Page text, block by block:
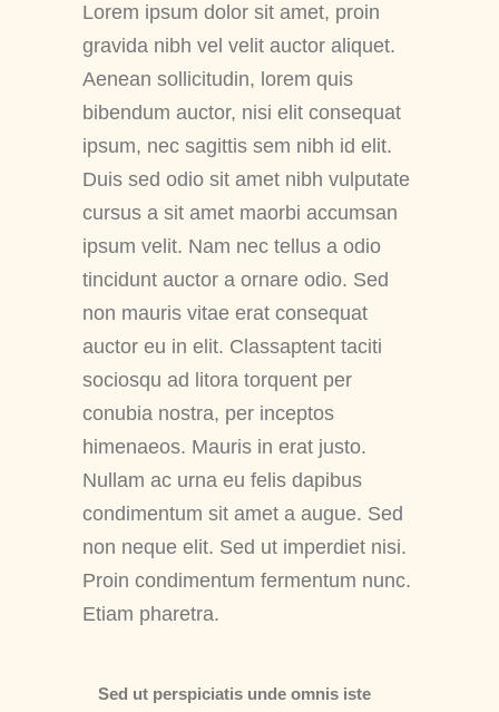
Lorem ipsum dolor sit amet, proin
gravida nibh vel velit auctor aliquet.
Aenean sollicitudin, lorem quis
bibendum auctor, nisi elit consequat
ipsum, nec sagittis sem nibh id elit.
Duis sed odio sit amet nibh vulputate
cursus a sit amet maorbi accumsan
ipsum velit. Nam nec tellus a odio
tincidunt auctor a ornare odio. Sed
non mauris vitae erat consequat
auctor eu in elit. Classaptent taciti
sociosqu ad litora torquent per
conubia nostra, per inceptos
himenaeos. Mauris in erat justo.
Nullam ac urna eu felis dapibus
condimentum sit amet a augue. Sed
non neque elit. Sed ut imperdiet nisi.
Proin condimentum fermentum nunc.
Etiam pharetra.
Sed ut perspiciatis unde omnis iste